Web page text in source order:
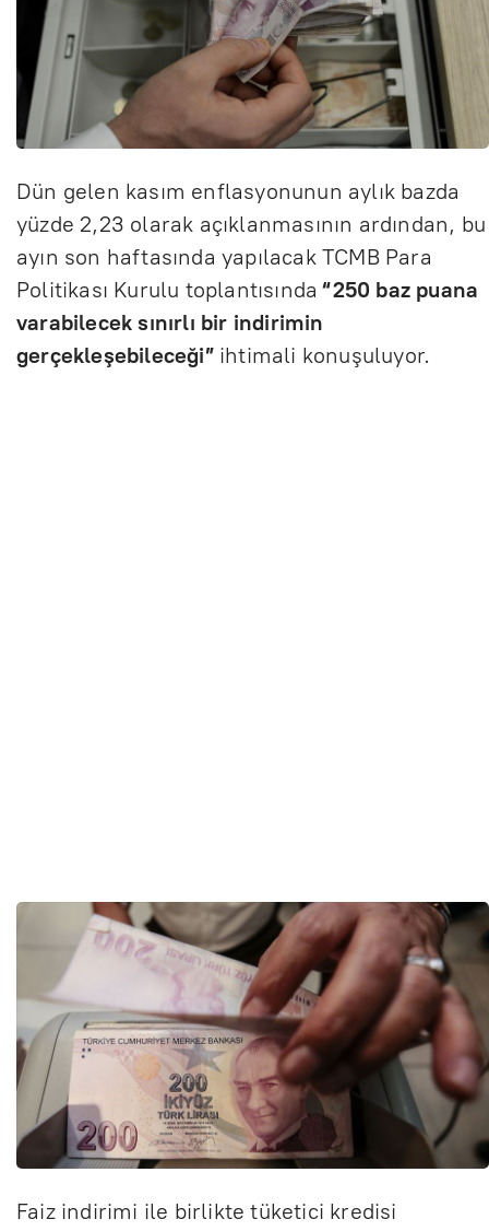
Dün gelen kasım enflasyonunun aylık bazda
yüzde 2,23 olarak açıklanmasının ardından, bu
ayın son haftasında yapılacak TCMB Para
Politikası Kurulu toplantısında“250 baz puana
varabilecek sınırlı bir indirimin
gerçekleşebileceği”ihtimali konuşuluyor.
Faiz indirimi ile birlikte tüketici kredisi